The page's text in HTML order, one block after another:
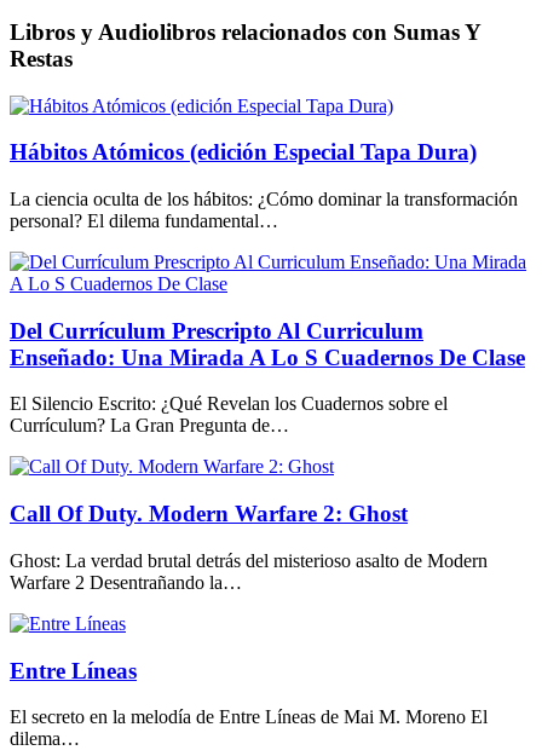
Libros y Audiolibros relacionados con Sumas Y
Restas
Hábitos Atómicos (edición Especial Tapa Dura)
La ciencia oculta de los hábitos: ¿Cómo dominar la transformación
personal? El dilema fundamental…
Del Currículum Prescripto Al Curriculum
Enseñado: Una Mirada A Lo S Cuadernos De Clase
El Silencio Escrito: ¿Qué Revelan los Cuadernos sobre el
Currículum? La Gran Pregunta de…
Call Of Duty. Modern Warfare 2: Ghost
Ghost: La verdad brutal detrás del misterioso asalto de Modern
Warfare 2 Desentrañando la…
Entre Líneas
El secreto en la melodía de Entre Líneas de Mai M. Moreno El
dilema…